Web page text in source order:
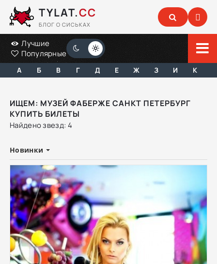
TYLAT.CC
БЛОГ О СИСЬКАХ
Лучшие
Популярные
А Б В Г Д Е Ж З И К
ИЩЕМ: МУЗЕЙ ФАБЕРЖЕ САНКТ ПЕТЕРБУРГ
КУПИТЬ БИЛЕТЫ
Найдено звезд: 4
Новинки